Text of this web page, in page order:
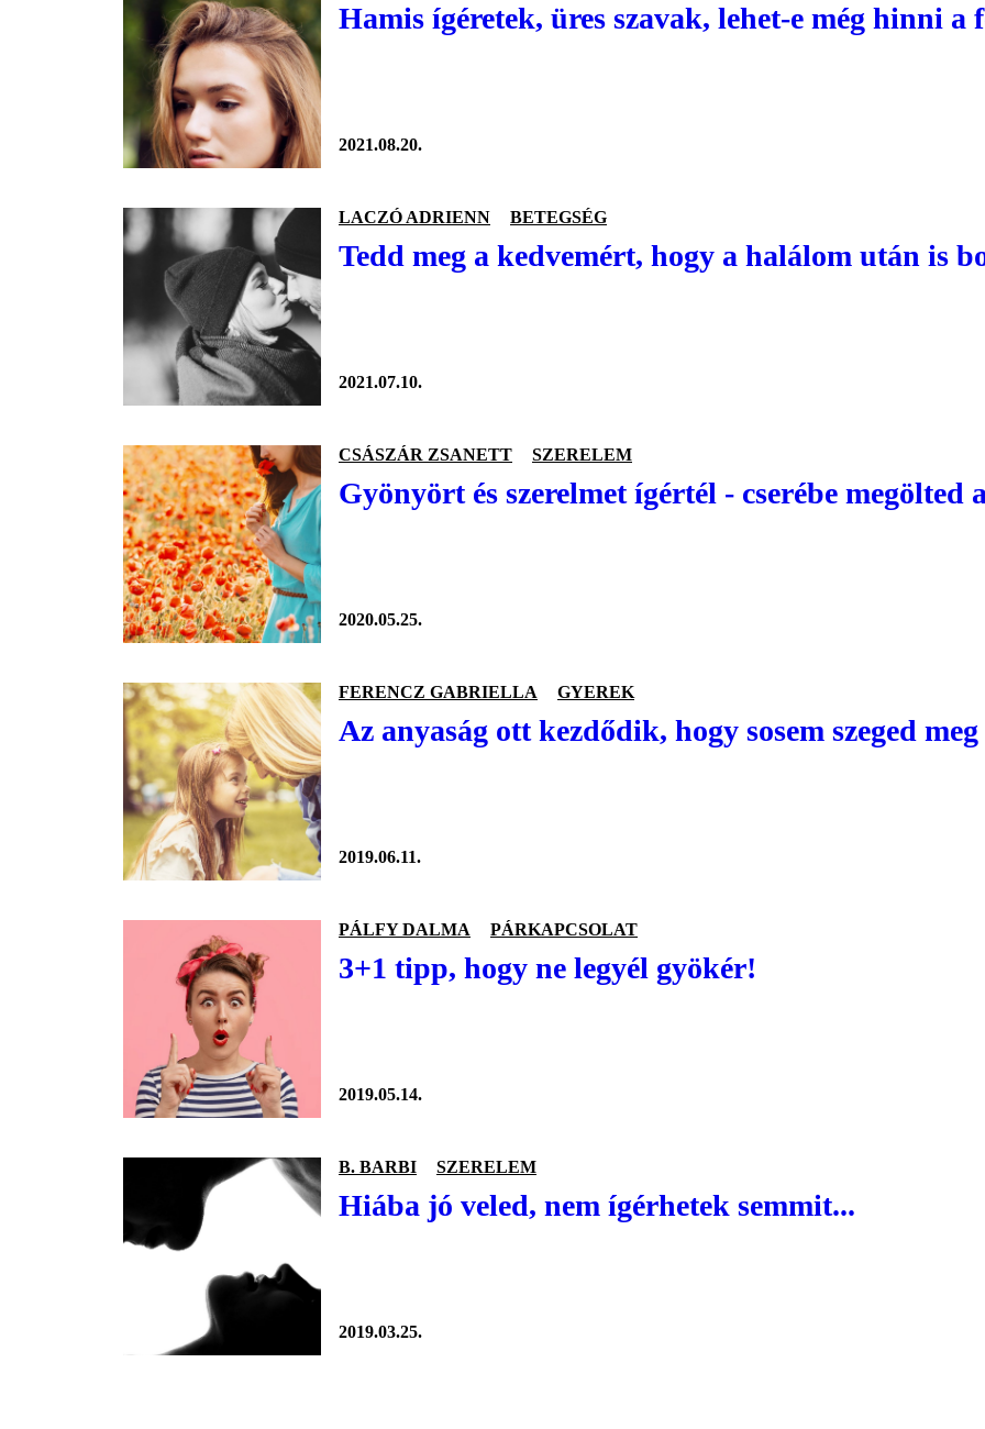
Hamis ígéretek, üres szavak, lehet-e még hinni a
2021.08.20.
LACZÓ ADRIENN BETEGSÉG
Tedd meg a kedvemért, hogy a halálom után is
2021.07.10.
CSÁSZÁR ZSANETT SZERELEM
Gyönyört és szerelmet ígértél - cserébe megölted
2020.05.25.
FERENCZ GABRIELLA GYEREK
Az anyaság ott kezdődik, hogy sosem szeged
2019.06.11.
PÁLFY DALMA PÁRKAPCSOLAT
3+1 tipp, hogy ne legyél gyökér!
2019.05.14.
B. BARBI SZERELEM
Hiába jó veled, nem ígérhetek semmit...
2019.03.25.